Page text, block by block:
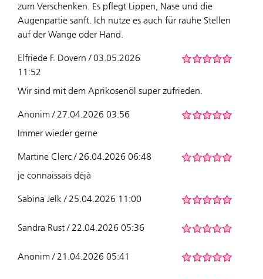
zum Verschenken. Es pflegt Lippen, Nase und die
Augenpartie sanft. Ich nutze es auch für rauhe Stellen
auf der Wange oder Hand.
Elfriede F. Dovern / 03.05.2026
11:52
Wir sind mit dem Aprikosenöl super zufrieden.
Anonim / 27.04.2026 03:56
Immer wieder gerne
Martine Clerc / 26.04.2026 06:48
je connaissais déjà
Sabina Jelk / 25.04.2026 11:00
Sandra Rust / 22.04.2026 05:36
Anonim / 21.04.2026 05:41